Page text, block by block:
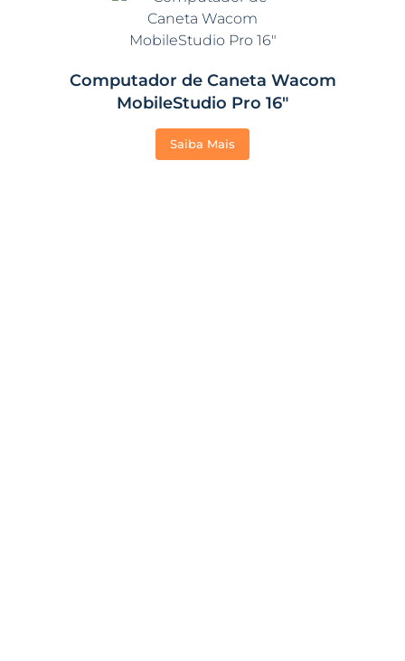
Computador de Caneta Wacom
MobileStudio Pro 16″
Saiba Mais